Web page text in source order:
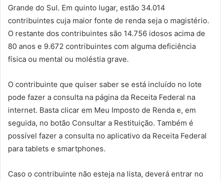
Grande do Sul. Em quinto lugar, estão 34.014
contribuintes cuja maior fonte de renda seja o magistério.
O restante dos contribuintes são 14.756 idosos acima de
80 anos e 9.672 contribuintes com alguma deficiência
física ou mental ou moléstia grave.
O contribuinte que quiser saber se está incluído no lote
pode fazer a consulta na página da Receita Federal na
internet. Basta clicar em Meu Imposto de Renda e, em
seguida, no botão Consultar a Restituição. Também é
possível fazer a consulta no aplicativo da Receita Federal
para tablets e smartphones.
Caso o contribuinte não esteja na lista, deverá entrar no